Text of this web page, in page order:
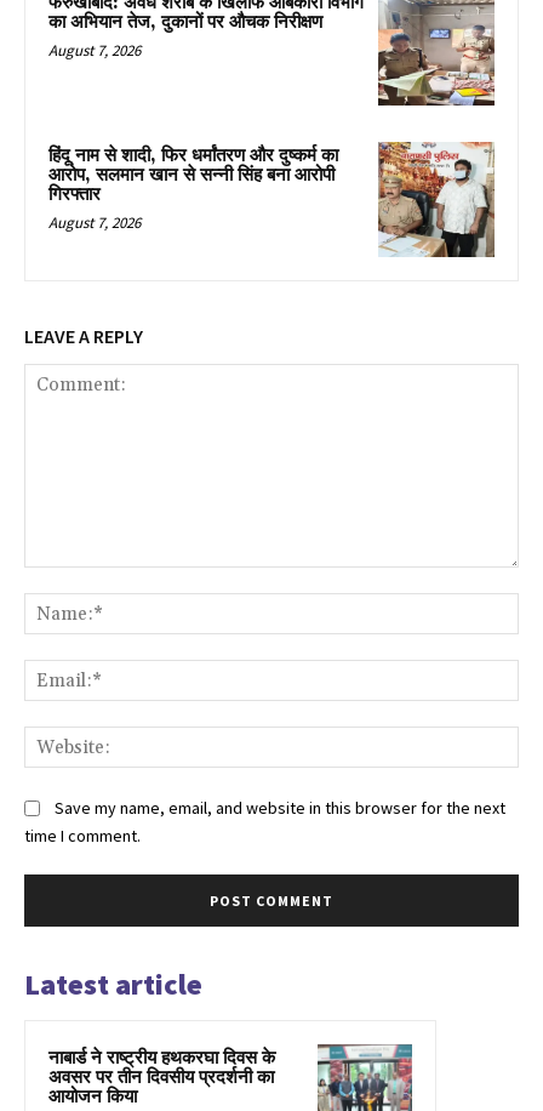
का अभियान तेज, दुकानों पर औचक निरीक्षण
August 7, 2026
हिंदू नाम से शादी, फिर धर्मांतरण और दुष्कर्म का
आरोप, सलमान खान से सन्नी सिंह बना आरोपी
गिरफ्तार
August 7, 2026
LEAVE A REPLY
Save my name, email, and website in this browser for the next
time I comment.
Latest article
नाबार्ड ने राष्ट्रीय हथकरघा दिवस के
अवसर पर तीन दिवसीय प्रदर्शनी का
आयोजन किया